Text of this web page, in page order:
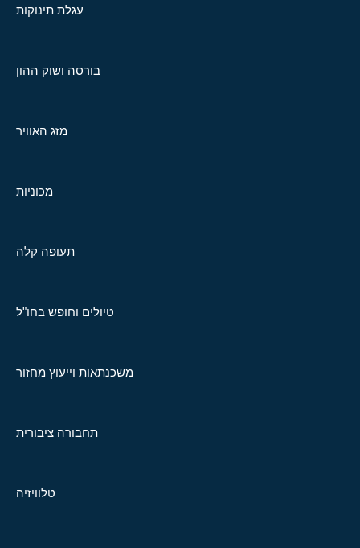
עגלת תינוקות
בורסה ושוק ההון
מזג האוויר
מכוניות
תעופה קלה
טיולים וחופש בחו"ל
משכנתאות וייעוץ מחזור
תחבורה ציבורית
טלוויזיה